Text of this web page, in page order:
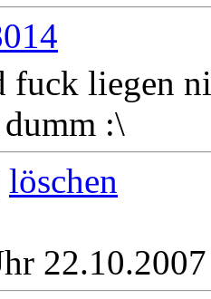
liegen
:\
löschen